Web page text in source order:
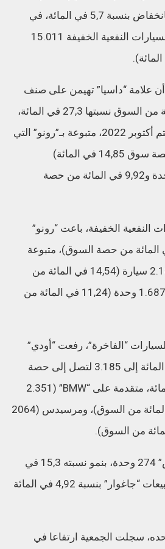
الأولى من هذه السنة، بانخفاض بنسبة 5,7 في المائة، في
حين بلغ العدد بالنسبة للسيارات النفعية الخفيفة 15.011
علامة “داسيا” تهيمن على صنف
السيارات الخاصة، بحصة من السوق نسبتها 27,3 في المائة،
أي 32.484 وحدة عند متم أكتوبر 2022، متبوعة بـ”رونو” التي
باعت 17.673 وحدة (حصة سوق 14,85 في المائة)
و”هيونداي” (11.808 وحدة و9,92 في المائة من حصة
الخفيفة، باعت “رونو”
وحدة (25,15 في المائة من حصة السوق)، متبوعة
بـ”DFSK” التي باعت 2.183 سيارة (14,54 في المائة من
حصة السوق)، و”فورد” 1.687 وحدة (11,24 في المائة من
“الفاخرة”، رفعت “أودي”
مبيعاتها بنسبة 2,48 في المائة إلى 3.185 لتصل إلى حصة
سوق قدرها 2,68 في المائة، متقدمة على “BMW” (2.351
سيارة وحصة 1,98 في المائة من السوق)، ومرسيدس (2064
من جانبها، باعت “بورش” 274 وحدة، بنمو نسبته 15,3 في
المائة، بينما انخفضت مبيعات “جاغوار” بنسبة 4,92 في المائة
سجلت الجمعية ارتفاعا في